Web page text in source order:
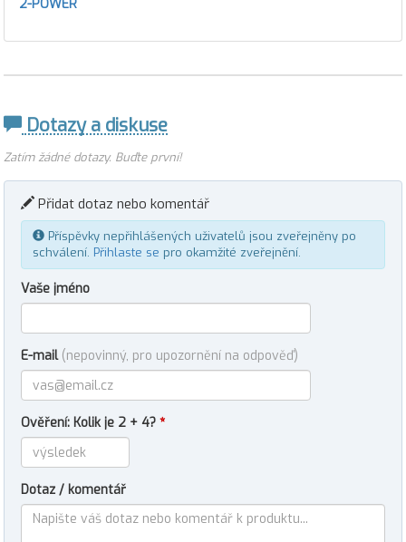
2-POWER
Dotazy a diskuse
Zatím žádné dotazy. Buďte první!
Přidat dotaz nebo komentář
Příspěvky nepřihlášených uživatelů jsou zveřejněny po
schválení. Přihlaste se pro okamžité zveřejnění.
Vaše jméno
E-mail (nepovinný, pro upozornění na odpověď)
Ověření: Kolik je 2 + 4? *
Dotaz / komentář